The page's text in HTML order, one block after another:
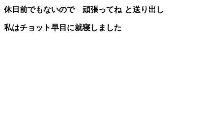
休日前でもないので 頑張ってね と送り出し
私はチョット早目に就寝しました